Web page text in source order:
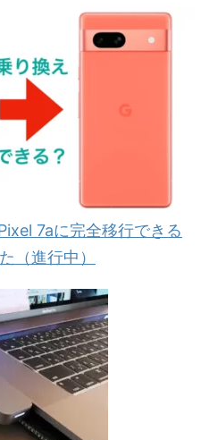
7aに完全移行できる
（進行中）